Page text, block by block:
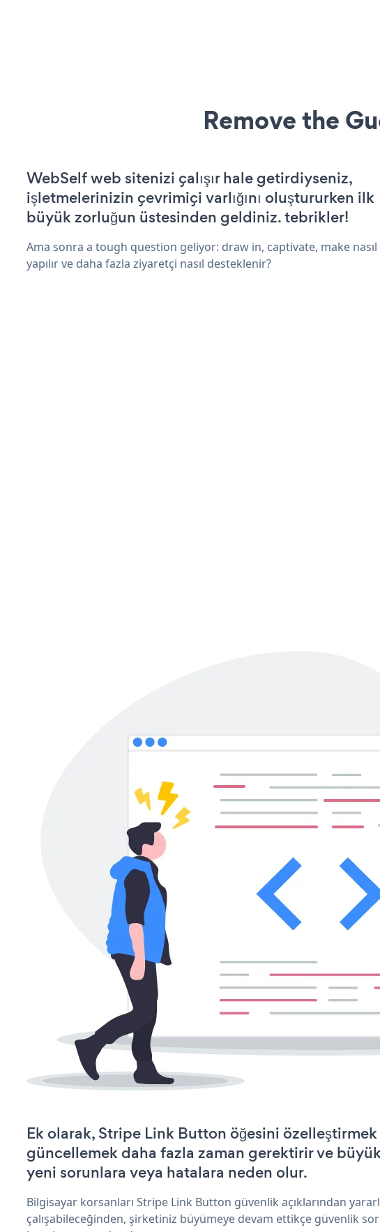
Remove the
WebSelf web sitenizi çalışır hale getirdiyseniz,
işletmelerinizin çevrimiçi varlığını oluştururken ilk
büyük zorluğun üstesinden geldiniz. tebrikler!
Ama sonra a tough question geliyor: draw in, captivate, make nasıl
yapılır ve daha fazla ziyaretçi nasıl desteklenir?
Ek olarak, Stripe Link Button öğesini
güncellemek daha fazla zaman gerektirir ve büyük
yeni sorunlara veya hatalara neden olur.
Bilgisayar korsanları Stripe Link Button güvenlik açıklarından
çalışabileceğinden, şirketiniz büyümeye devam ettikçe güvenlik